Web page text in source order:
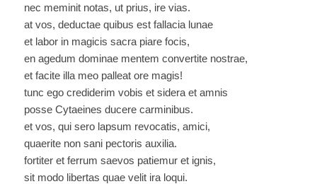
nec meminit notas, ut prius, ire vias.
at vos, deductae quibus est fallacia lunae
et labor in magicis sacra piare focis,
en agedum dominae mentem convertite nostrae,
et facite illa meo palleat ore magis!
tunc ego crediderim vobis et sidera et amnis
posse Cytaeines ducere carminibus.
et vos, qui sero lapsum revocatis, amici,
quaerite non sani pectoris auxilia.
fortiter et ferrum saevos patiemur et ignis,
sit modo libertas quae velit ira loqui.